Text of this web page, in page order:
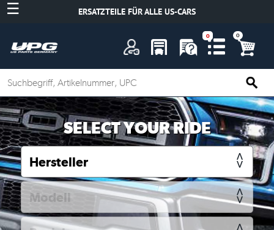
A
ERSATZTEILE FÜR ALLE US-CARS
☰
SELECT YOUR RIDE